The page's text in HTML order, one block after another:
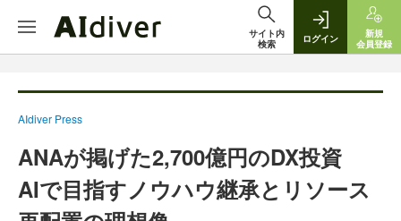
サイト内
検索
ログイン
新規
会員登録
AIdiver Press
ANAが掲げた2,700億円のDX投資
AIで目指すノウハウ継承とリソース